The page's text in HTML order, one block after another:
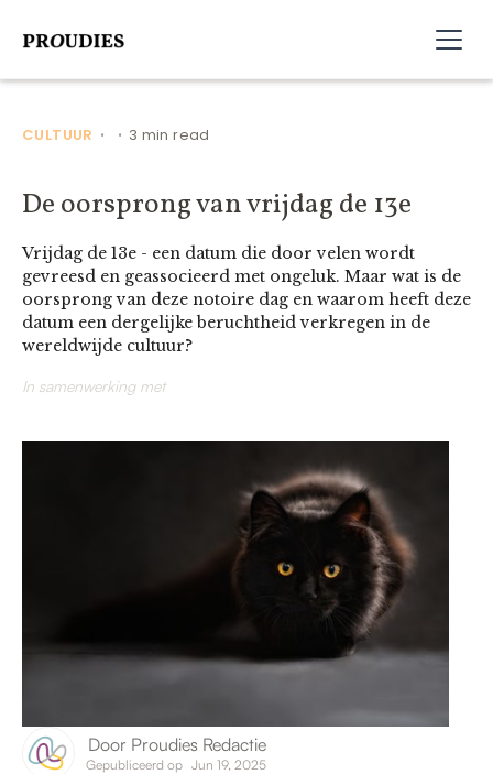
CULTUUR • • 3 min read
De oorsprong van vrijdag de 13e
Vrijdag de 13e - een datum die door velen wordt
gevreesd en geassocieerd met ongeluk. Maar wat is de
oorsprong van deze notoire dag en waarom heeft deze
datum een dergelijke beruchtheid verkregen in de
wereldwijde cultuur?
In samenwerking met
Door Proudies Redactie
Gepubliceerd op Jun 19, 2025